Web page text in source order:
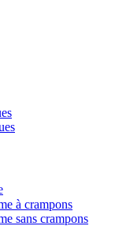
à crampons
sans crampons